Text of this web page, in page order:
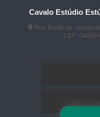
Cavalo Estúdio
Rua Barão de
CEP: